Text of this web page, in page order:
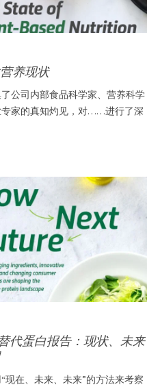
养现状
公司内部食品科学家、营养科学
专家的真知灼见，对……进行了深
代蛋白报告：现状、未来
现在、未来、未来”的方法来考察